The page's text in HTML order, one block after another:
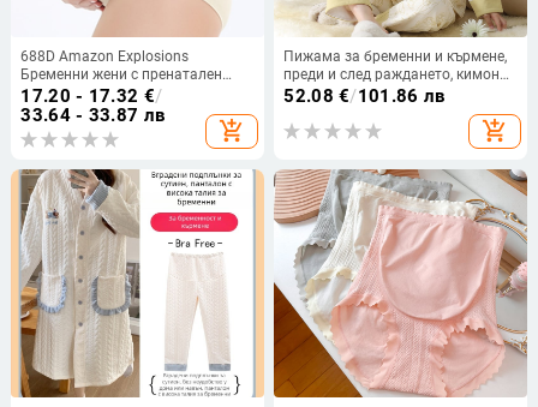
688D Amazon Explosions
Бременни жени с пренатален
коремен колан преди втория
триместър на бременността
Коремен колан след бременност
17.20 - 17.32 €/
33.64 - 33.87 лв
add_shopping_cart
Пижама за бременни и кърмене,
преди и след раждането, кимоно
стил, топло зимно домашно
52.08 €/101.86 лв
add_shopping_cart